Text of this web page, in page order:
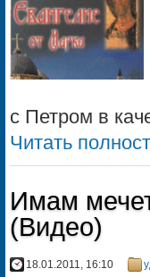
с Петром в
Читать
Имам
(Видео)
18.01.2011, 16:10